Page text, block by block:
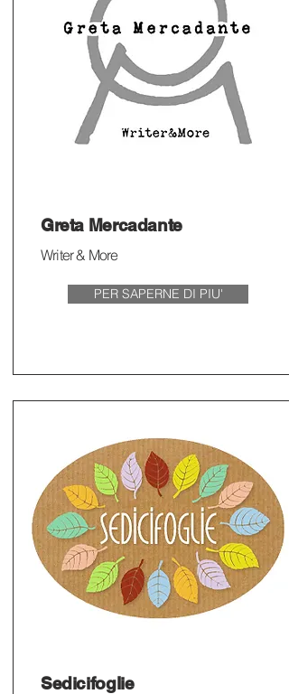
Greta Mercadante
Writer & More
PER SAPERNE DI PIU'
Sedicifoglie